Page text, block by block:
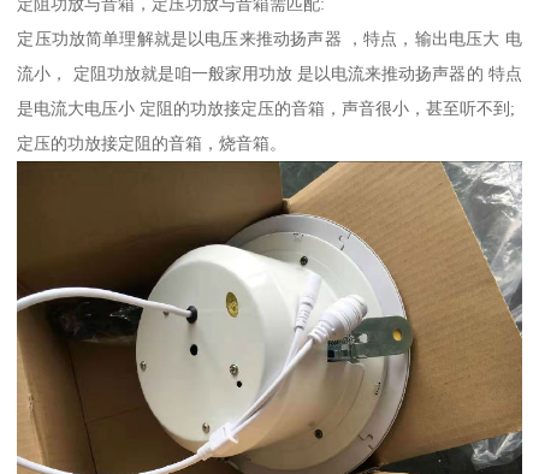
定压功放简单理解就是以电压来推动扬声器 ，特点，输出电压大 电
流小， 定阻功放就是咱一般家用功放 是以电流来推动扬声器的 特点
是电流大电压小 定阻的功放接定压的音箱，声音很小，甚至听不到;
定压的功放接定阻的音箱，烧音箱。